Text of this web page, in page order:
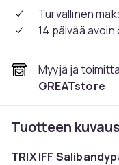
Turvallinen
14 päivää
Myyjä ja
GREATstore
Tuotteen kuvaus
TRIX IFF